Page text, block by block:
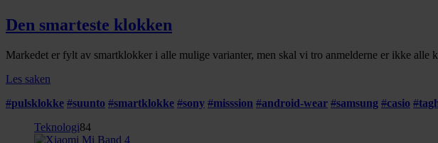
Den smarteste klokken
Markedet er fylt av smartklokker i alle mulige varianter, men skal vi tro anmelderne er ikke
Les saken
#pulsklokke #suunto #smartklokke #sony #misssion #android-wear #samsung #casio #
Teknologi84